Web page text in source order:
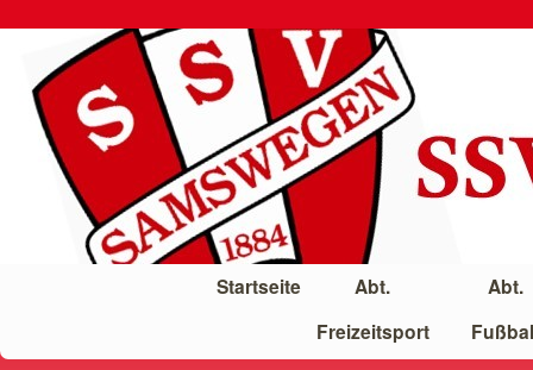
Startseite
Abt.
Freizeitsport
Abt.